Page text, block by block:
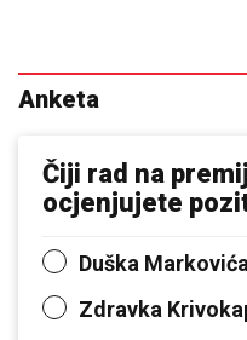
Anketa
Čiji rad na
ocjenjujete
Duška Markovića
Zdravka